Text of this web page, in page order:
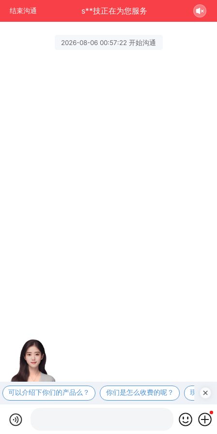
结束沟通 s**技正在为您服务
2026-08-06 00:57:22 开始沟通
可以介绍下你们的产品么？ 你们是怎么收费的呢？ 现在有